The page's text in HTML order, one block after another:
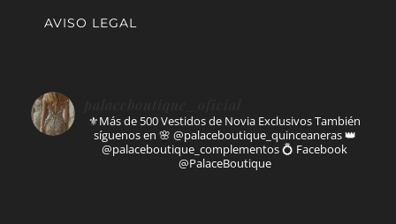
AVISO LEGAL
⚜️Más de 500 Vestidos de Novia ExclusivosTambién
síguenos en 🌸 @palaceboutique_quinceaneras👑
@palaceboutique_complementos💍 Facebook
@PalaceBoutique